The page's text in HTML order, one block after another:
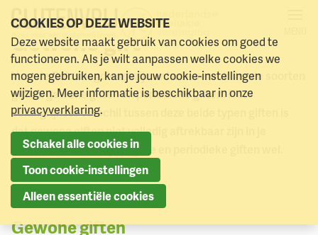
Naar menu Naar hoofdinhoud
Gewone gift
Voor de Belastingdienst zijn er twee verschillende soorten
giften: gewone giften en periodieke giften. Het
belangrijkste verschil tussen deze beide typen giften is
dat gewone giften niet volledig aftrekbaar zijn in je
inkomstenbelastingaangifte en periodieke giften wel.
Gewone giften
COOKIES OP DEZE WEBSITE
Deze website maakt gebruik van cookies om goed te
functioneren. Als je wilt aanpassen welke cookies we
mogen gebruiken, kan je jouw cookie-instellingen
wijzigen. Meer informatie is beschikbaar in onze
privacyverklaring.
Schakel alle cookies in
Toon cookie-instellingen
Alleen essentiële cookies